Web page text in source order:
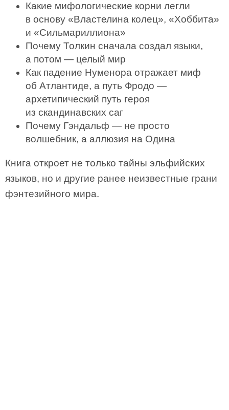
Какие мифологические корни легли
в основу «Властелина колец», «Хоббита»
и «Сильмариллиона»
Почему Толкин сначала создал языки,
а потом — целый мир
Как падение Нуменора отражает миф
об Атлантиде, а путь Фродо —
архетипический путь героя
из скандинавских саг
Почему Гэндальф — не просто
волшебник, а аллюзия на Одина
Книга откроет не только тайны эльфийских
языков, но и другие ранее неизвестные грани
фэнтезийного мира.